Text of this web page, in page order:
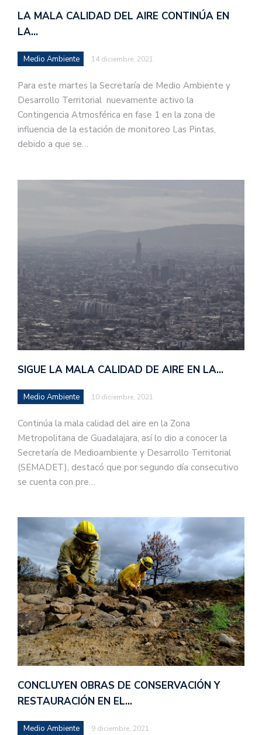
LA MALA CALIDAD DEL AIRE CONTINÚA EN
LA…
Medio Ambiente 14 diciembre, 2021
Para este martes la Secretaría de Medio Ambiente y
Desarrollo Territorial nuevamente activo la
Contingencia Atmosférica en fase 1 en la zona de
influencia de la estación de monitoreo Las Pintas,
debido a que se…
SIGUE LA MALA CALIDAD DE AIRE EN LA…
Medio Ambiente 10 diciembre, 2021
Continúa la mala calidad del aire en la Zona
Metropolitana de Guadalajara, así lo dio a conocer la
Secretaría de Medioambiente y Desarrollo Territorial
(SEMADET), destacó que por segundo día consecutivo
se cuenta con pre…
CONCLUYEN OBRAS DE CONSERVACIÓN Y
RESTAURACIÓN EN EL…
Medio Ambiente 9 diciembre, 2021